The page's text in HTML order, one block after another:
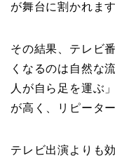
が舞台に割かれます
その結果、テレビ
くなるのは自然な
人が自ら足を運ぶ
が高く、リピータ
テレビ出演よりも